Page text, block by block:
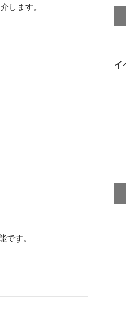
します。
す。
イ